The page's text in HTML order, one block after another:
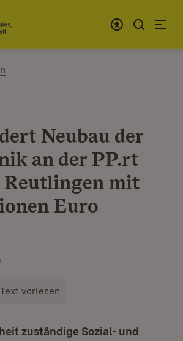
Neubau der
an der PP.rt
mit
Euro
Text vorlesen
zuständige Sozial- und